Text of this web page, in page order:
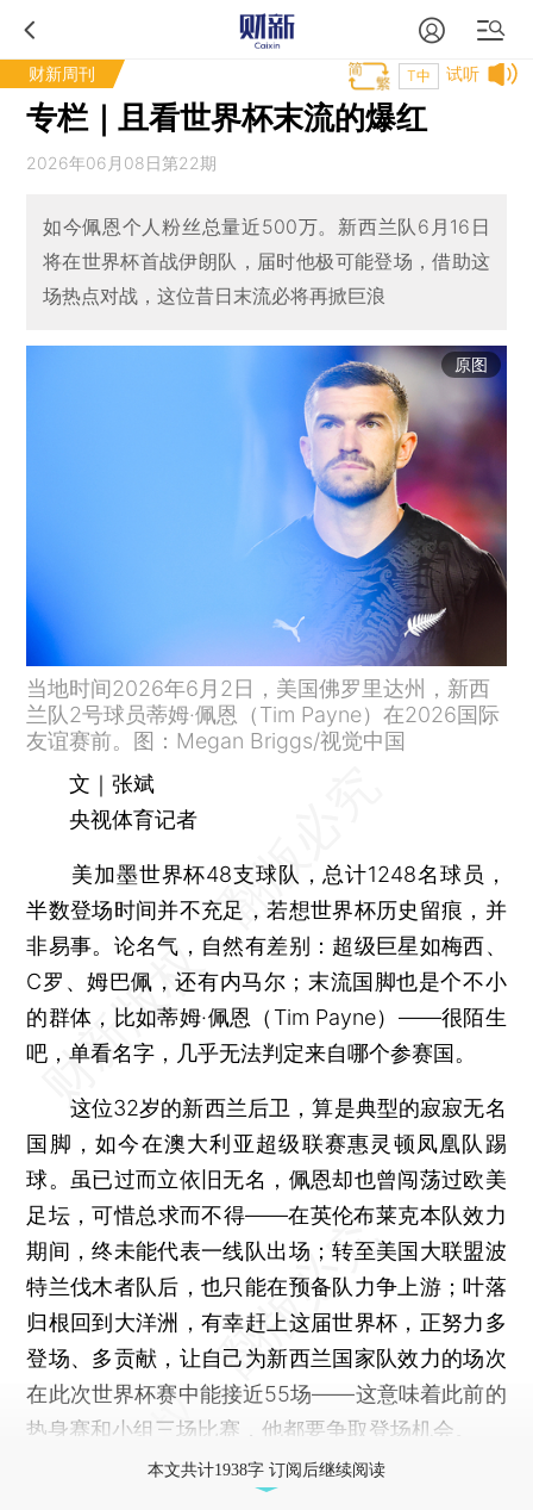
财新周刊 试听
T中
专栏｜且看世界杯末流的爆红
2026年06月08日第22期
如今佩恩个人粉丝总量近500万。新西兰队6月16日
将在世界杯首战伊朗队，届时他极可能登场，借助这
场热点对战，这位昔日末流必将再掀巨浪
原图
当地时间2026年6月2日，美国佛罗里达州，新西
兰队2号球员蒂姆·佩恩（Tim Payne）在2026国际
友谊赛前。图：Megan Briggs/视觉中国
文｜张斌
央视体育记者
美加墨世界杯48支球队，总计1248名球员，
半数登场时间并不充足，若想世界杯历史留痕，并
非易事。论名气，自然有差别：超级巨星如梅西、
C罗、姆巴佩，还有内马尔；末流国脚也是个不小
的群体，比如蒂姆·佩恩（Tim Payne）——很陌生
吧，单看名字，几乎无法判定来自哪个参赛国。
这位32岁的新西兰后卫，算是典型的寂寂无名
国脚，如今在澳大利亚超级联赛惠灵顿凤凰队踢
球。虽已过而立依旧无名，佩恩却也曾闯荡过欧美
足坛，可惜总求而不得——在英伦布莱克本队效力
期间，终未能代表一线队出场；转至美国大联盟波
特兰伐木者队后，也只能在预备队力争上游；叶落
归根回到大洋洲，有幸赶上这届世界杯，正努力多
登场、多贡献，让自己为新西兰国家队效力的场次
在此次世界杯赛中能接近55场——这意味着此前的
热身赛和小组三场比赛，他都要争取登场机会。
本文共计1938字 订阅后继续阅读